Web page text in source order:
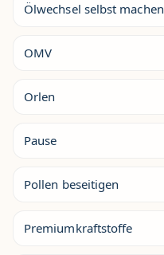
Ölwechsel selbst machen
OMV
Orlen
Pause
Pollen beseitigen
Premiumkraftstoffe